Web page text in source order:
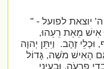
לפועל - "
מֵאֵת רֵעֵהוּ,
זָהָב. וַיִּתֵּן יְהוָה
הָאִישׁ מֹשֶׁה, גָּדוֹל
פַרְעֹה, וּבְעֵינֵי